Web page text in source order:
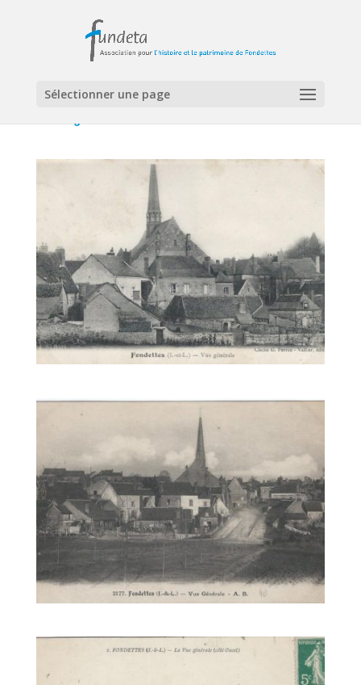
Sélectionner une page
Cartes postales